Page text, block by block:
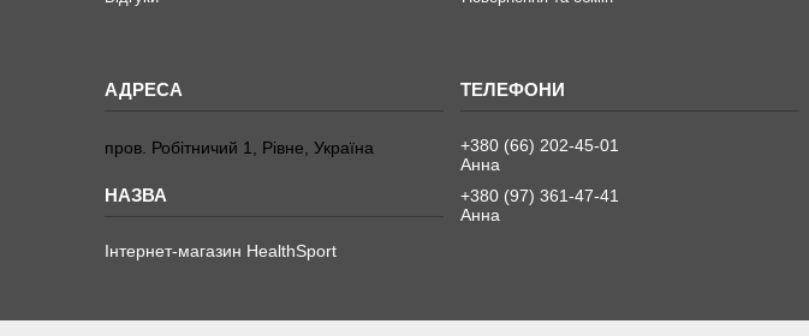
пров. Робітничий 1, Рівне, Україна
Інтернет-магазин HealthSport
+380 (66) 202-45-01
Анна
+380 (97) 361-47-41
Анна